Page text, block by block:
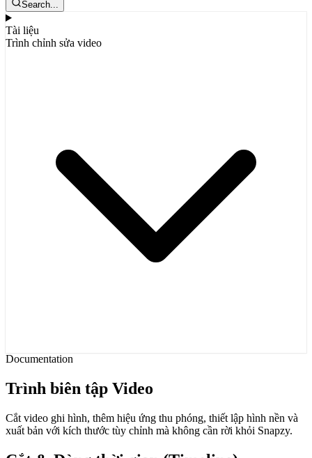
Search...
Tài liệu
Trình chỉnh sửa video
Documentation
Trình biên tập Video
Cắt video ghi hình, thêm hiệu ứng thu phóng, thiết lập hình nền và
xuất bản với kích thước tùy chỉnh mà không cần rời khỏi Snapzy.